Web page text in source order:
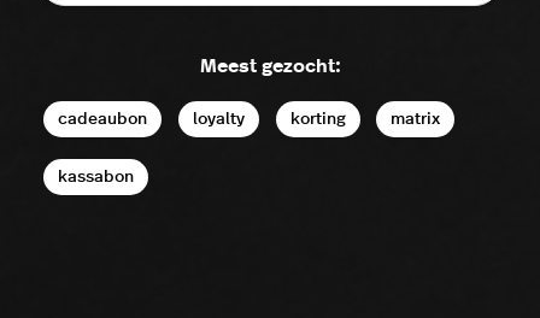
Meest gezocht:
cadeaubon loyalty korting matrix
kassabon